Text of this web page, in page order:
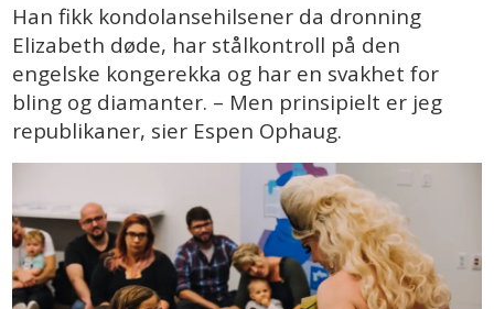
Han fikk kondolansehilsener da dronning
Elizabeth døde, har stålkontroll på den
engelske kongerekka og har en svakhet for
bling og diamanter. – Men prinsipielt er jeg
republikaner, sier Espen Ophaug.